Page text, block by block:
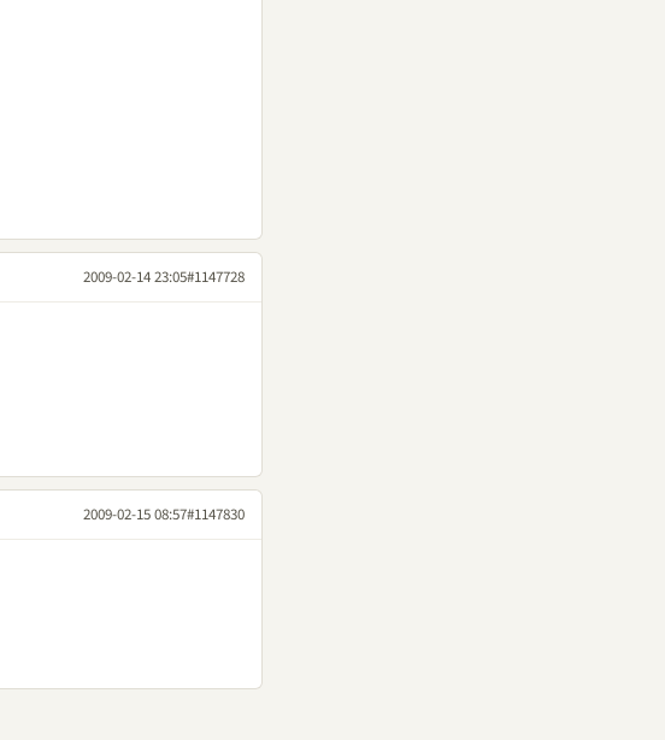
2009-02-14 23:05#1147728
2009-02-15 08:57#1147830